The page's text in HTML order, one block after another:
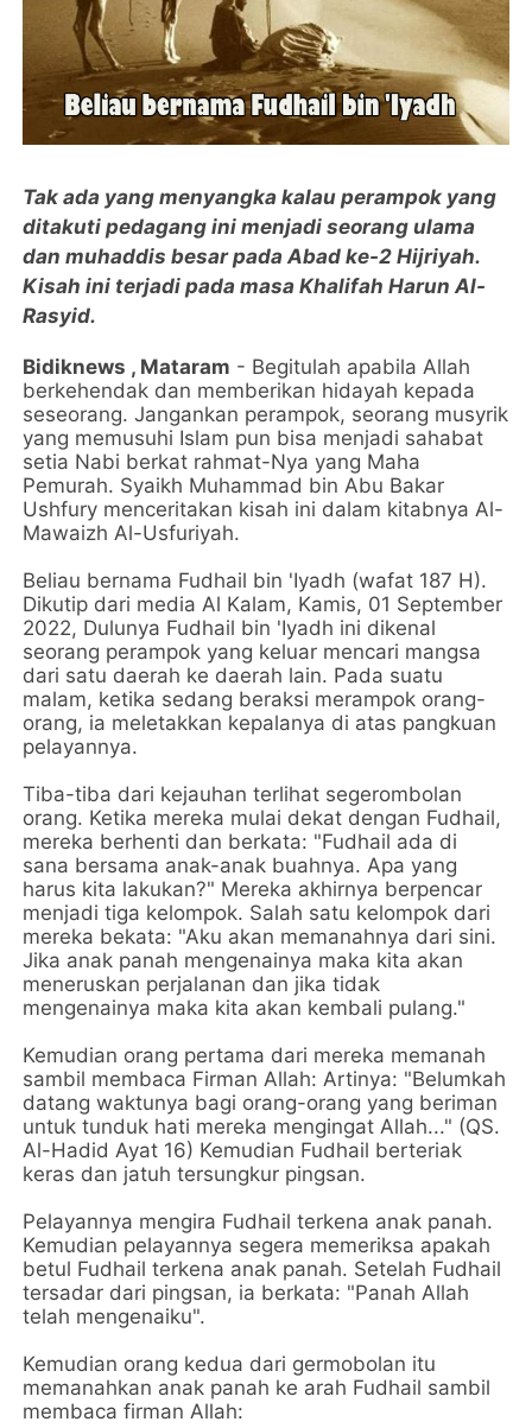
Tak ada yang menyangka kalau perampok yang
ditakuti pedagang ini menjadi seorang ulama
dan muhaddis besar pada Abad ke-2 Hijriyah.
Kisah ini terjadi pada masa Khalifah Harun Al-
Rasyid.
Bidiknews , Mataram - Begitulah apabila Allah
berkehendak dan memberikan hidayah kepada
seseorang. Jangankan perampok, seorang musyrik
yang memusuhi Islam pun bisa menjadi sahabat
setia Nabi berkat rahmat-Nya yang Maha
Pemurah. Syaikh Muhammad bin Abu Bakar
Ushfury menceritakan kisah ini dalam kitabnya Al-
Mawaizh Al-Usfuriyah.
Beliau bernama Fudhail bin 'Iyadh (wafat 187 H).
Dikutip dari media Al Kalam, Kamis, 01 September
2022, Dulunya Fudhail bin 'Iyadh ini dikenal
seorang perampok yang keluar mencari mangsa
dari satu daerah ke daerah lain. Pada suatu
malam, ketika sedang beraksi merampok orang-
orang, ia meletakkan kepalanya di atas pangkuan
pelayannya.
Tiba-tiba dari kejauhan terlihat segerombolan
orang. Ketika mereka mulai dekat dengan Fudhail,
mereka berhenti dan berkata: "Fudhail ada di
sana bersama anak-anak buahnya. Apa yang
harus kita lakukan?" Mereka akhirnya berpencar
menjadi tiga kelompok. Salah satu kelompok dari
mereka bekata: "Aku akan memanahnya dari sini.
Jika anak panah mengenainya maka kita akan
meneruskan perjalanan dan jika tidak
mengenainya maka kita akan kembali pulang."
Kemudian orang pertama dari mereka memanah
sambil membaca Firman Allah: Artinya: "Belumkah
datang waktunya bagi orang-orang yang beriman
untuk tunduk hati mereka mengingat Allah..." (QS.
Al-Hadid Ayat 16) Kemudian Fudhail berteriak
keras dan jatuh tersungkur pingsan.
Pelayannya mengira Fudhail terkena anak panah.
Kemudian pelayannya segera memeriksa apakah
betul Fudhail terkena anak panah. Setelah Fudhail
tersadar dari pingsan, ia berkata: "Panah Allah
telah mengenaiku".
Kemudian orang kedua dari germobolan itu
memanahkan anak panah ke arah Fudhail sambil
membaca firman Allah: